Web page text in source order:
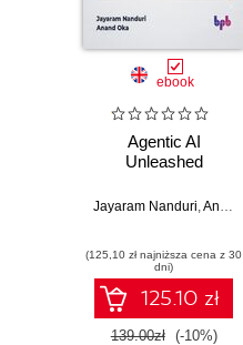
ebook
Agentic AI
Unleashed
Jayaram Nanduri Anand Oka
(125,10 zł najniższa cena z 30
dni)
125.10 zł
139.00zł (-10%)